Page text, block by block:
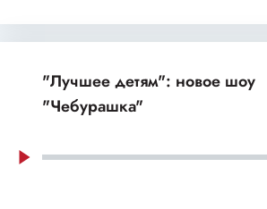
"Лучшее детям": новое шоу
"Чебурашка"